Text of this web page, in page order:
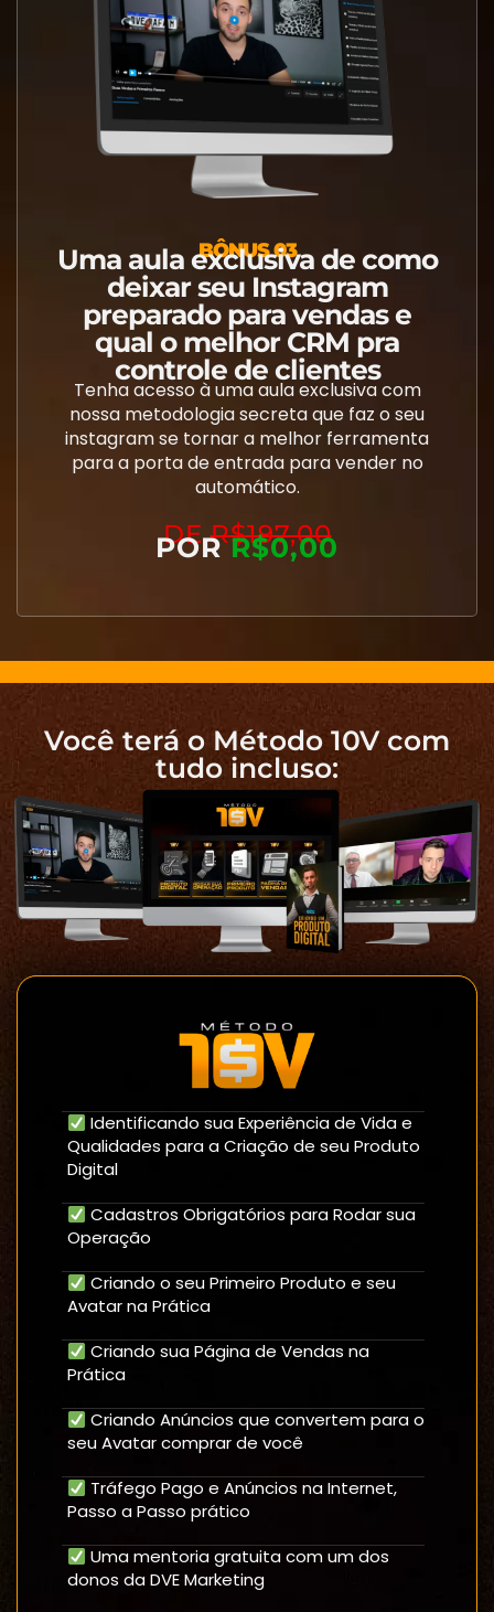
BÔNUS 03
Uma aula exclusiva de como
deixar seu Instagram
preparado para vendas e
qual o melhor CRM pra
controle de clientes
Tenha acesso à uma aula exclusiva com
nossa metodologia secreta que faz o seu
instagram se tornar a melhor ferramenta
para a porta de entrada para vender no
automático.
DER$197,00
PORR$0,00
Você terá o Método 10V com
tudo incluso:
Identificando sua Experiência de Vida e
Qualidades para a Criação de seu Produto
Digital
Cadastros Obrigatórios para Rodar sua
Operação
Criando o seu Primeiro Produto e seu
Avatar na Prática
Criando sua Página de Vendas na
Prática
Criando Anúncios que convertem para o
seu Avatar comprar de você
Tráfego Pago e Anúncios na Internet,
Passo a Passo prático
Uma mentoria gratuita com um dos
donos da DVE Marketing